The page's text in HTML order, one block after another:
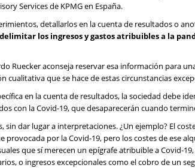
Services de KPMG en España.
detallarlos en la cuenta de resultados o
delimitar los ingresos y gastos atribuibles a la
Ruecker aconseja reservar esa información para
cualitativa que se hace de estas circunstancias
en la cuenta de resultados, la sociedad debe
con la Covid-19, que desaparecerán cuando
sin dar lugar a interpretaciones. ¿Un ejemplo? El
provocada por la Covid-19, pero los costes de ese
que sí merecen un epígrafe atribuible a Covid-
o ingresos excepcionales como el cobro de un